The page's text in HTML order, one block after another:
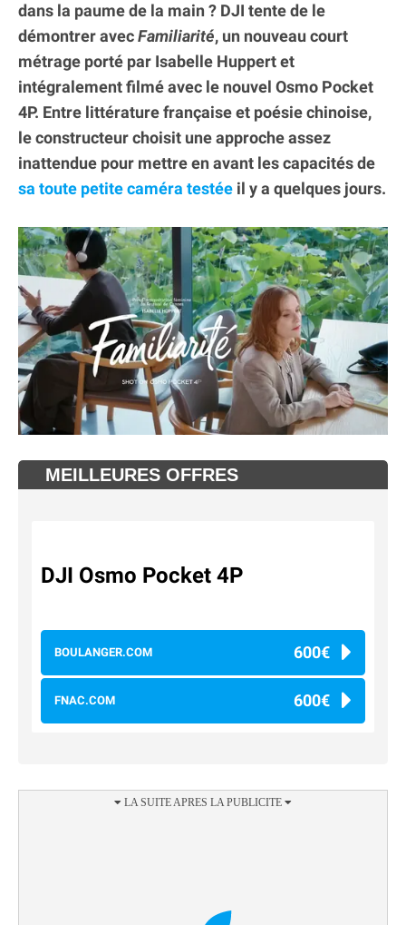
dans la paume de la main ? DJI tente de le
démontrer avecFamiliarité, un nouveau court
métrage porté par Isabelle Huppert et
intégralement filmé avec le nouvel Osmo Pocket
4P. Entre littérature française et poésie chinoise,
le constructeur choisit une approche assez
inattendue pour mettre en avant les capacités de
sa toute petite caméra testée il y a quelques jours.
MEILLEURES OFFRES
DJI Osmo Pocket 4P
BOULANGER.COM 600€
FNAC.COM 600€